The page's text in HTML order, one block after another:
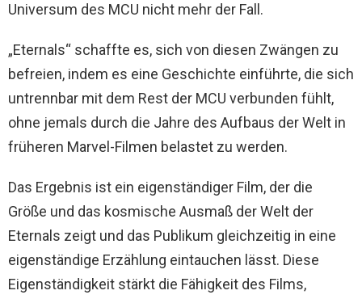
Universum des MCU nicht mehr der Fall.
„Eternals“ schaffte es, sich von diesen Zwängen zu
befreien, indem es eine Geschichte einführte, die sich
untrennbar mit dem Rest der MCU verbunden fühlt,
ohne jemals durch die Jahre des Aufbaus der Welt in
früheren Marvel-Filmen belastet zu werden.
Das Ergebnis ist ein eigenständiger Film, der die
Größe und das kosmische Ausmaß der Welt der
Eternals zeigt und das Publikum gleichzeitig in eine
eigenständige Erzählung eintauchen lässt. Diese
Eigenständigkeit stärkt die Fähigkeit des Films,